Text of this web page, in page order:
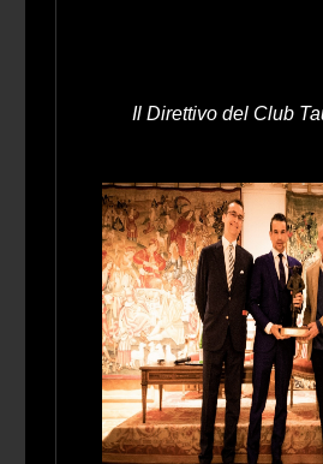
Il Direttivo del Club